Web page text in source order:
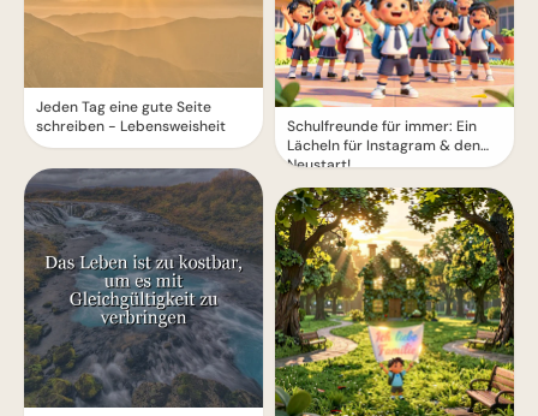
Jeden Tag eine gute Seite
schreiben - Lebensweisheit
Schulfreunde für immer: Ein
Lächeln für Instagram & den
Neustart!